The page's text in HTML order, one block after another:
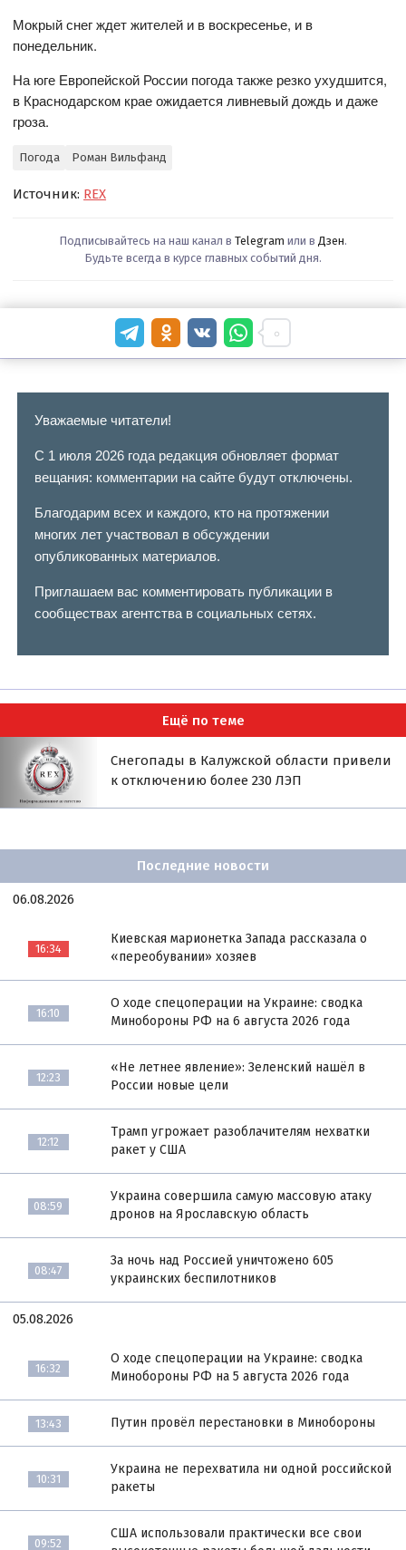
Мокрый снег ждет жителей и в воскресенье, и в
понедельник.
На юге Европейской России погода также резко ухудшится,
в Краснодарском крае ожидается ливневый дождь и даже
гроза.
Погода Роман Вильфанд
Источник: REX
Подписывайтесь на наш канал в Telegram или в Дзен.
Будьте всегда в курсе главных событий дня.
Уважаемые читатели!
С 1 июля 2026 года редакция обновляет формат
вещания: комментарии на сайте будут отключены.
Благодарим всех и каждого, кто на протяжении
многих лет участвовал в обсуждении
опубликованных материалов.
Приглашаем вас комментировать публикации в
сообществах агентства в социальных сетях.
Ещё по теме
Снегопады в Калужской области привели
к отключению более 230 ЛЭП
Последние новости
06.08.2026
16:34
Киевская марионетка Запада рассказала о
«переобувании» хозяев
16:10
О ходе спецоперации на Украине: сводка
Минобороны РФ на 6 августа 2026 года
12:23
«Не летнее явление»: Зеленский нашёл в
России новые цели
12:12
Трамп угрожает разоблачителям нехватки
ракет у США
08:59
Украина совершила самую массовую атаку
дронов на Ярославскую область
08:47
За ночь над Россией уничтожено 605
украинских беспилотников
05.08.2026
16:32
О ходе спецоперации на Украине: сводка
Минобороны РФ на 5 августа 2026 года
13:43 Путин провёл перестановки в Минобороны
10:31
Украина не перехватила ни одной российской
ракеты
09:52
США использовали практически все свои